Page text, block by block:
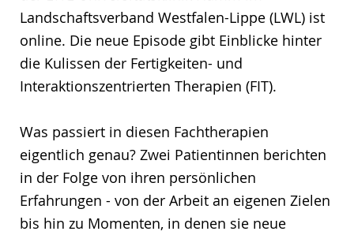
Landschaftsverband Westfalen-Lippe (LWL) ist
online. Die neue Episode gibt Einblicke hinter
die Kulissen der Fertigkeiten- und
Interaktionszentrierten Therapien (FIT).
Was passiert in diesen Fachtherapien
eigentlich genau? Zwei Patientinnen berichten
in der Folge von ihren persönlichen
Erfahrungen - von der Arbeit an eigenen Zielen
bis hin zu Momenten, in denen sie neue